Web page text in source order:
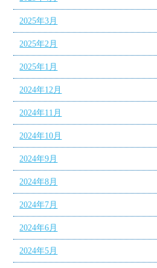
2025年3月
2025年2月
2025年1月
2024年12月
2024年11月
2024年10月
2024年9月
2024年8月
2024年7月
2024年6月
2024年5月